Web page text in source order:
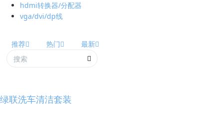
hdmi转换器/分配器
vga/dvi/dp线
推荐 热门 最新
绿联洗车清洁套装